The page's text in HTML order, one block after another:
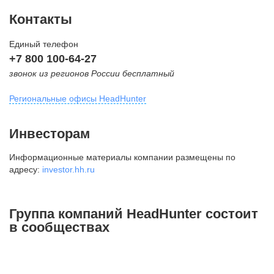
Контакты
Единый телефон
+7 800 100-64-27
звонок из регионов России бесплатный
Региональные офисы HeadHunter
внутригородская территория
Муниципальный округ Тверской,
2-я Брестская ул., д. 48,
+7 495 980-64-27
Инвесторам
Информационные материалы компании размещены по
адресу: investor.hh.ru
Группа компаний HeadHunter состоит
в сообществах